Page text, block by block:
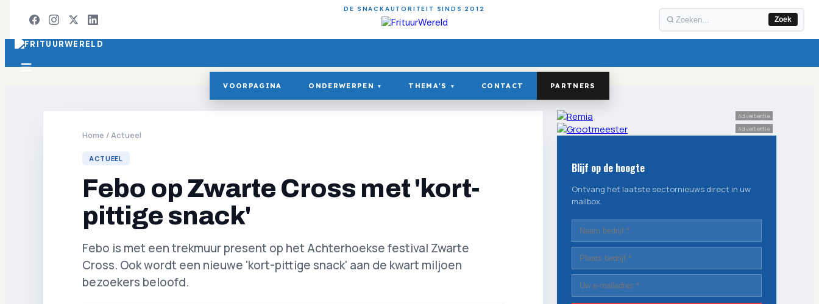
DE SNACKAUTORITEIT SINDS 2012
Zoek
VOORPAGINA ONDERWERPEN ▾ THEMA'S ▾ CONTACT PARTNERS
Home /Actueel
ACTUEEL
Febo op Zwarte Cross met 'kort-
pittige snack'
Febo is met een trekmuur present op het Achterhoekse festival Zwarte
Cross. Ook wordt een nieuwe 'kort-pittige snack' aan de kwart miljoen
bezoekers beloofd.
Advertentie
Advertentie
Blijf op de hoogte
Ontvang het laatste sectornieuws direct in uw
mailbox.